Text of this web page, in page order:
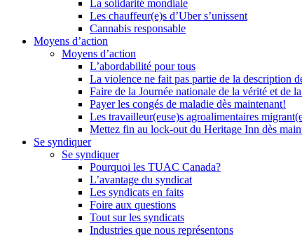
La solidarité mondiale
Les chauffeur(e)s d’Uber s’unissent
Cannabis responsable
Moyens d’action
Moyens d’action
L’abordabilité pour tous
La violence ne fait pas partie de la description
Faire de la Journée nationale de la vérité et de
Payer les congés de maladie dès maintenant!
Les travailleur(euse)s agroalimentaires
Mettez fin au lock-out du Heritage Inn dès
Se syndiquer
Se syndiquer
Pourquoi les TUAC Canada?
L’avantage du syndicat
Les syndicats en faits
Foire aux questions
Tout sur les syndicats
Industries que nous représentons